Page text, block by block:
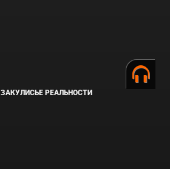
ЗАКУЛИСЬЕ РЕАЛЬНОСТИ